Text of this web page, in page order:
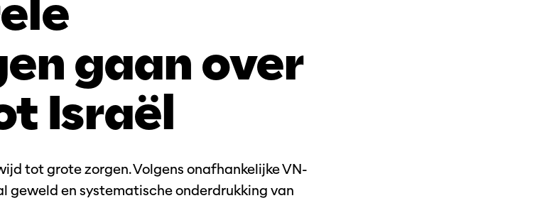
gaan over
Israël
tot grote zorgen. Volgens onafhankelijke VN-
geweld en systematische onderdrukking van